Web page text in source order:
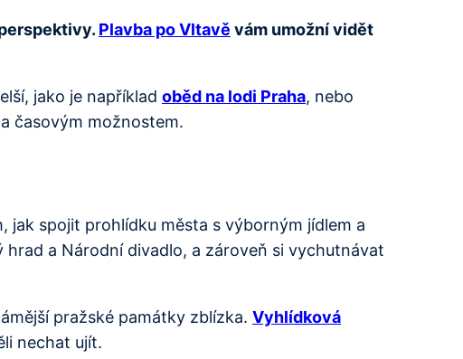
Plavba po Vltavě vám umožní vidět
jako je například oběd na lodi Praha, nebo
časovým možnostem.
jak spojit prohlídku města s výborným jídlem a
a Národní divadlo, a zároveň si vychutnávat
pražské památky zblízka. Vyhlídková
nechat ujít.